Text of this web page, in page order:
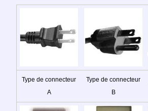
Type de connecteur
A
Type de connecteur
B